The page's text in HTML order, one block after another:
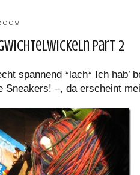
Part 2
spannend *lach* Ich hab’
Sneakers! –, da erscheint